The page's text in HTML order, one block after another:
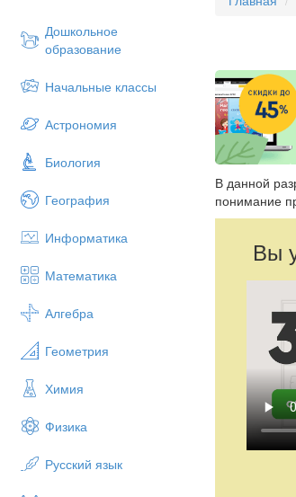
Дошкольное
образование
Начальные классы
Астрономия
Биология
География
Информатика
Математика
Алгебра
Геометрия
Химия
Физика
Русский язык
В данной
понимание
Вы